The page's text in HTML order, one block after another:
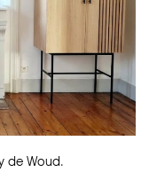
de Woud.